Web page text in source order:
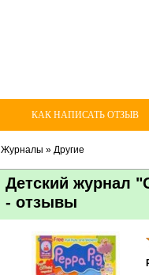
КАК НАПИСАТЬ ОТЗЫВ
Журналы » Другие
Детский журнал
- отзывы